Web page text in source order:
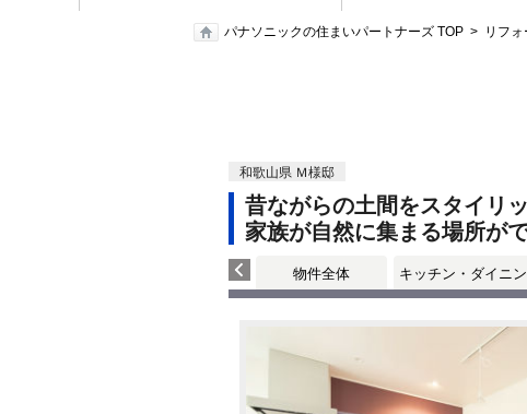
パナソニックの住まいパートナーズ TOP リフ
和歌山県 Ｍ様邸
昔ながらの土間をスタイリ
家族が自然に集まる場所がで
物件全体 キッチン・ダイニ